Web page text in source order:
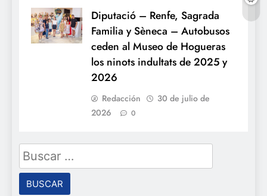
Diputació – Renfe, Sagrada
Familia y Sèneca – Autobusos
ceden al Museo de Hogueras
los ninots indultats de 2025 y
2026
Redacción
30 de julio de
2026
0
Buscar: